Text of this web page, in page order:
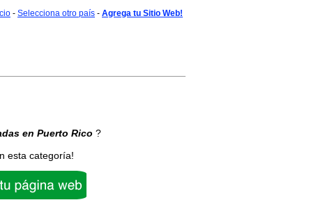
- Selecciona otro país - Agrega tu Sitio Web!
en Puerto Rico ?
esta categoría!